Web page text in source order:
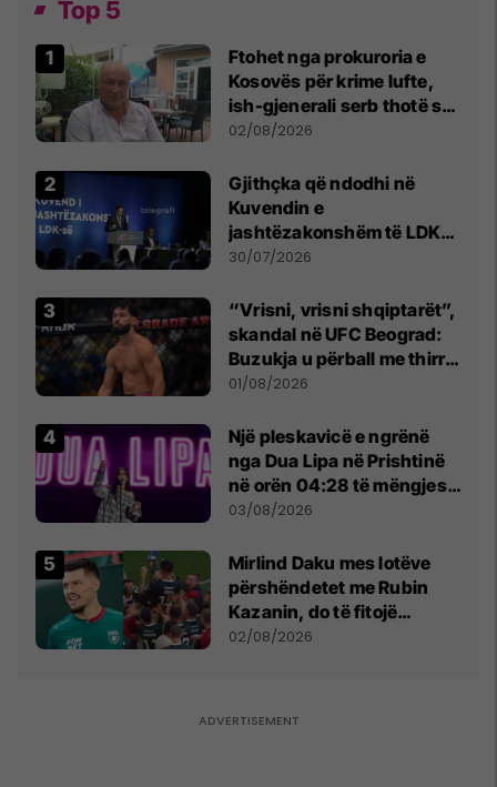
Top 5
Ftohet nga prokuroria e
Kosovës për krime lufte,
ish-gjenerali serb thotë se
dikush e tradhtoi në
02/08/2026
Gjithçka që ndodhi në
Kuvendin e
jashtëzakonshëm të LDK-
së
30/07/2026
“Vrisni, vrisni shqiptarët”,
skandal në UFC Beograd:
Buzukja u përball me thirrje
anti-shqiptare nga
01/08/2026
Një pleskavicë e ngrënë
nga Dua Lipa në Prishtinë
në orën 04:28 të mëngjesit
- dhe bota digjitale serbe
03/08/2026
Mirlind Daku mes lotëve
përshëndetet me Rubin
Kazanin, do të fitojë
miliona te Spartak Moska
02/08/2026